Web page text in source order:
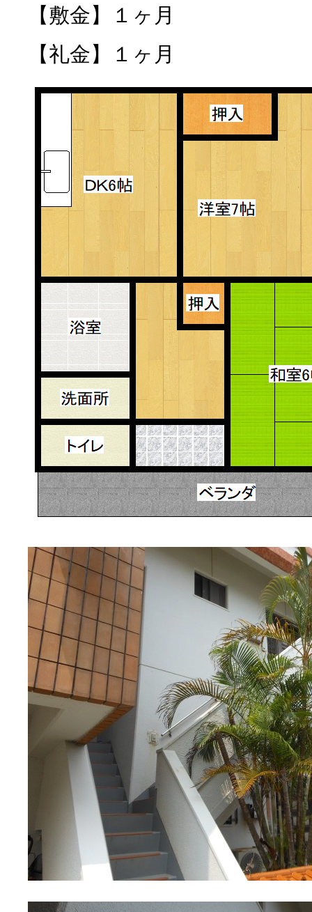
【敷金】１ヶ月
【礼金】１ヶ月